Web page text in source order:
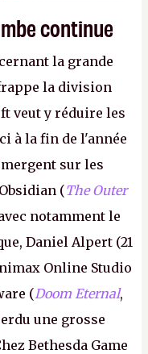
continue
la grande
la division
veut y réduire les
à la fin de l'année
sur les
(The Outer
notamment le
Daniel Alpert (21
Online Studio
(Doom Eternal,
une grosse
Bethesda Game